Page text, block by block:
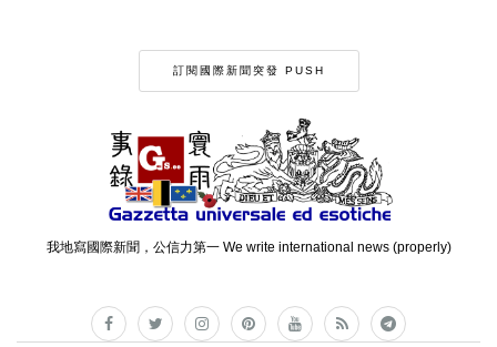
訂閱國際新聞突發 PUSH
我地寫國際新聞，公信力第一 We write international news (properly)